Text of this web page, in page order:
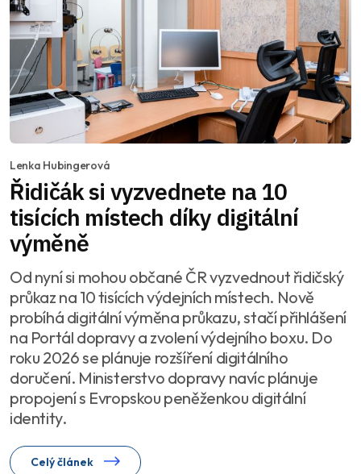
Lenka Hubingerová
Řidičák si vyzvednete na 10
tisících místech díky digitální
výměně
Od nyní si mohou občané ČR vyzvednout řidičský
průkaz na 10 tisících výdejních místech. Nově
probíhá digitální výměna průkazu, stačí přihlášení
na Portál dopravy a zvolení výdejního boxu. Do
roku 2026 se plánuje rozšíření digitálního
doručení. Ministerstvo dopravy navíc plánuje
propojení s Evropskou peněženkou digitální
identity.
Celý článek